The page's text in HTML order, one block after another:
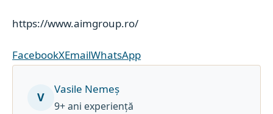
https://www.aimgroup.ro/
FacebookXEmailWhatsApp
V
Vasile Nemeș
9+ ani experiență